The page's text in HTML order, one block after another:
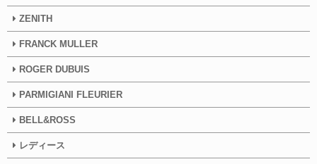
ZENITH
FRANCK MULLER
ROGER DUBUIS
PARMIGIANI FLEURIER
BELL&ROSS
レディース